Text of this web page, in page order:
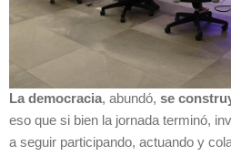
La democracia, abundó, se
eso que si bien la jornada terminó,
a seguir participando, actuando y